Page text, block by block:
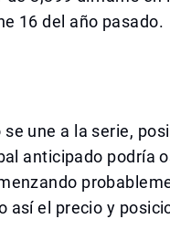
16 del año pasado.
se une a la serie,
anticipado podría
así el precio y